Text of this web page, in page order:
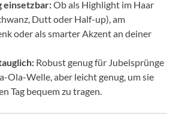
einsetzbar:Ob als Highlight im Haar
Dutt oder Half-up), am
oder als smarter Akzent an deiner
Robust genug für Jubelsprünge
Ola-Welle, aber leicht genug, um sie
Tag bequem zu tragen.